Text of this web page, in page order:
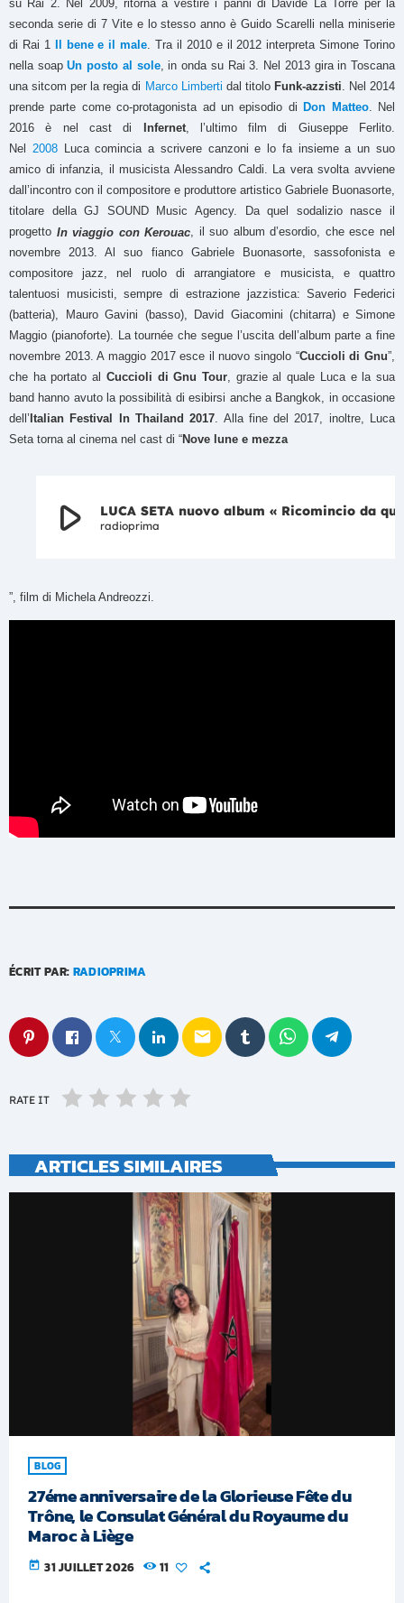
su Rai 2. Nel 2009, ritorna a vestire i panni di Davide La Torre per la
seconda serie di 7 Vite e lo stesso anno è Guido Scarelli nella miniserie
di Rai 1 Il bene e il male . Tra il 2010 e il 2012 interpreta Simone Torino
nella soapUn posto al sole, in onda su Rai 3. Nel 2013 gira in Toscana
una sitcom per la regia di Marco Limberti dal titolo Funk-azzisti . Nel 2014
prende parte come co-protagonista ad un episodio diDon Matteo. Nel
2016 è nel cast di Infernet, l’ultimo film di Giuseppe Ferlito.
Nel 2008Luca comincia a scrivere canzoni e lo fa insieme a un suo
amico di infanzia, il musicista Alessandro Caldi. La vera svolta avviene
dall’incontro con il compositore e produttore artistico Gabriele Buonasorte,
titolare della GJ SOUND Music Agency. Da quel sodalizio nasce il
progetto In viaggio con Kerouac , il suo album d’esordio, che esce nel
novembre 2013. Al suo fianco Gabriele Buonasorte, sassofonista e
compositore jazz, nel ruolo di arrangiatore e musicista, e quattro
talentuosi musicisti, sempre di estrazione jazzistica: Saverio Federici
(batteria), Mauro Gavini (basso), David Giacomini (chitarra) e Simone
Maggio (pianoforte). La tournée che segue l’uscita dell’album parte a fine
novembre 2013. A maggio 2017 esce il nuovo singolo “Cuccioli di Gnu”,
che ha portato al Cuccioli di Gnu Tour, grazie al quale Luca e la sua
band hanno avuto la possibilità di esibirsi anche a Bangkok, in occasione
dell’ Italian Festival In Thailand 2017. Alla fine del 2017, inoltre, Luca
Seta torna al cinema nel cast di “Nove lune e mezza
play_arrow radioprima
”, film di Michela Andreozzi.
ÉCRIT PAR: RADIOPRIMA
email
RATE IT
ARTICLES SIMILAIRES
BLOG
27éme anniversaire de la Glorieuse Fête du
Trône, le Consulat Général du Royaume du
Maroc à Liège
today 31 JUILLET 2026 11